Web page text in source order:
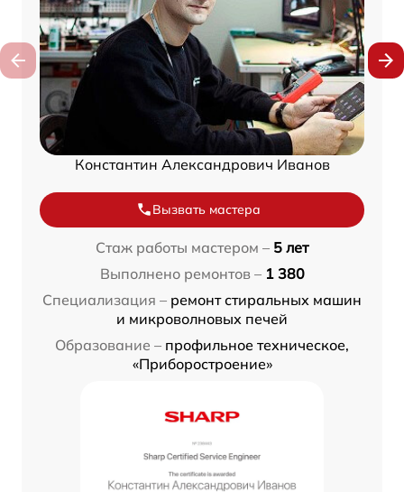
Константин Александрович Иванов
Вызвать мастера
Стаж работы мастером – 5 лет
Выполнено ремонтов – 1 380
Специализация – ремонт стиральных машин
и микроволновых печей
Образование – профильное техническое,
«Приборостроение»